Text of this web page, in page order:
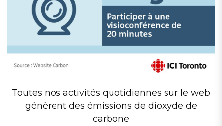
Toutes nos activités quotidiennes sur le web
génèrent des émissions de dioxyde de
carbone